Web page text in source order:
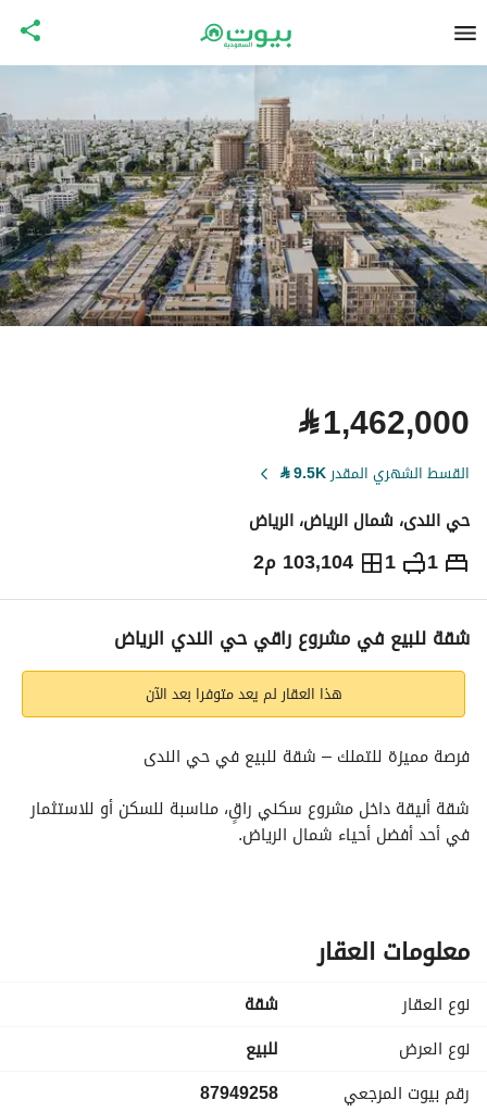
⃁1,462,000
القسط الشهري المقدر9.5K
⃁
حي الندى، شمال الرياض، الرياض
1
1 103,104 م2 ⃁
1,462,000
التفاصيل معلومات ترخيص الإعلان حاسبة التمويلشقة للبيع في مشروع راقي حي الندي الرياض
هذا العقار لم يعد متوفرا بعد الآن
فرصة مميزة للتملك – شقة للبيع في حي الندى
في أحد أفضل أحياء شمال الرياض.
مياه
الموقع: الدور الثاني داخل مشروع سكني متكامل
خاص
موقع مميز وخدمات متكاملة في حي الندى
معلومات العقار
نوع العقار
شقة
نوع العرض
للبيع
رقم بيوت المرجعي
87949258